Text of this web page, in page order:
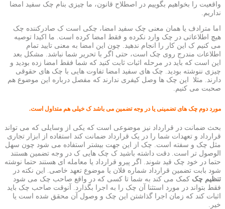
واقعیت را بخواهیم بگوییم در اصطلاح قانون، ما چیزی بنام چک سفید امضا
نداریم.
اما مترادف یا همان معنی چک سفید امضا، چکی است ک صادرکننده چک
هیچ اطلاعاتی در چک وارد نکرده و فقط امضا کرده است. ما اکیدا توصیه
می کنیم ک این کار را انجام ندهید. چون این امضا به معنی تایید تمام
اطلاعات مندرج روی چک است، حتی اگر با تحریر شما نباشد. مشکل بعد
این است که باید در مرحله اثبات ثابت کنید که شما فقط امضا زده بودید و
چیزی ننوشته بودید. چک های سفید امضا تفاوت هایی با چک های حقوقی
دارند. مثلا این چک ها وصل کیفری ندارند که مفصل درباره این موضوع هم
صحبت می کنیم.
مورد دوم چک های تضمینی یا در وجه تضمین می باشد ک خیلی هم متداول است.
بحث ضمانت در قرارداد نیز موضوعی است که یکی از وسایلی که می تواند
قرارداد و تعهدات شما را در یک قرارداد ضمانت کند استفاده از ابزار تجاری
مثل چک و سفته است. چک از این جهت بیشتر استفاده می شود چون سهل
الوصول تر است. دقت داشته باشید ک چک هایی ک در وجه تضمین هستند
حتما در خود چک قید شوند. اگر پیرو قرارداد یا معامله ای هستند حتما نوشته
شود بابت تضمین قرارداد شماره فلان یا موضوع تعهد خاصی. این نکته در
تنظیم چک کمک می کند به شما تا کسی که در واقع صاحب چک می شود
فقط بتواند در مورد استثنا آن چک را به اجرا بگذارد. آنوقت صاحب چک باید
اثبات کند که زمان اجرا گذاشتن این چک و وصول آن محقق شده است یا
خیر.